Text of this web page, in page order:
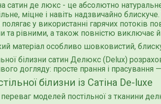
сатин де люкс - це абсолютно
міцне і навіть надзвичайно
полягає у використанні гарячих потоків
рівними, а також повністю виключає
матеріал особливо шовковистий,
білизни сатин Делюкс (Delux)
догляду: просте прання і прасування
білизни із Сатіна De-luxe
моделей постільної з тканини